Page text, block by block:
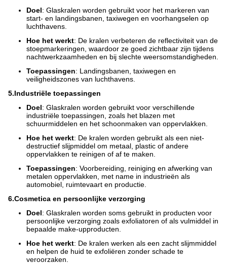
Doel: Glaskralen worden gebruikt voor het markeren van
start- en landingsbanen, taxiwegen en voorhangselen op
luchthavens.
Hoe het werkt: De kralen verbeteren de reflectiviteit van de
stoepmarkeringen, waardoor ze goed zichtbaar zijn tijdens
nachtwerkzaamheden en bij slechte weersomstandigheden.
Toepassingen: Landingsbanen, taxiwegen en
veiligheidszones van luchthavens.
5.Industriële toepassingen
Doel: Glaskralen worden gebruikt voor verschillende
industriële toepassingen, zoals het blazen met
schuurmiddelen en het schoonmaken van oppervlakken.
Hoe het werkt: De kralen worden gebruikt als een niet-
destructief slijpmiddel om metaal, plastic of andere
oppervlakken te reinigen of af te maken.
Toepassingen: Voorbereiding, reiniging en afwerking van
metalen oppervlakken, met name in industrieën als
automobiel, ruimtevaart en productie.
6.Cosmetica en persoonlijke verzorging
Doel: Glaskralen worden soms gebruikt in producten voor
persoonlijke verzorging zoals exfoliatoren of als vulmiddel in
bepaalde make-upproducten.
Hoe het werkt: De kralen werken als een zacht slijmmiddel
en helpen de huid te exfoliëren zonder schade te
veroorzaken.